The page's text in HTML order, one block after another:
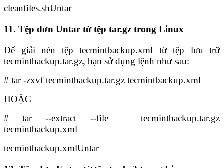
cleanfiles.shUntar
11. Tệp đơn Untar từ tệp tar.gz trong Linux
Để giải nén tệp tecmintbackup.xml từ tệp lưu trữ
tecmintbackup.tar.gz, bạn sử dụng lệnh như sau:
# tar -zxvf tecmintbackup.tar.gz tecmintbackup.xml
HOẶC
# tar --extract --file = tecmintbackup.tar.gz
tecmintbackup.xml
tecmintbackup.xmlUntar